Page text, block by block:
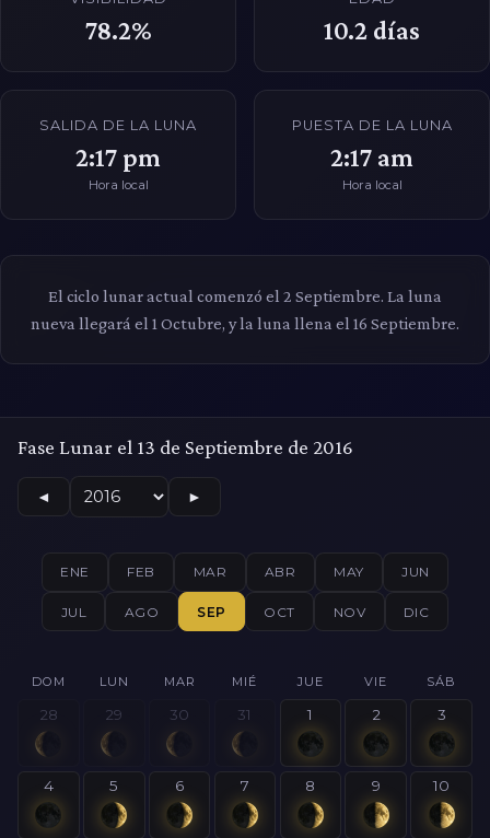
78.2% 10.2 días
SALIDA DE LA LUNA
2:17 pm
Hora local
PUESTA DE LA LUNA
2:17 am
Hora local
El ciclo lunar actual comenzó el 2 Septiembre. La luna
nueva llegará el 1 Octubre, y la luna llena el 16 Septiembre.
Fase Lunar el 13 de Septiembre de 2016
◄ ►
ENE FEB MAR ABR MAY JUN
JUL AGO SEP OCT NOV DIC
DOM LUN MAR MIÉ JUE VIE SÁB
28 29 30 31 1 2 3
4 5 6 7 8 9 10